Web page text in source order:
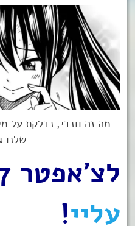
מה זה וונדי, נדלקת על
שלנו
לצ’אפטר 97 לחצו
עליי!